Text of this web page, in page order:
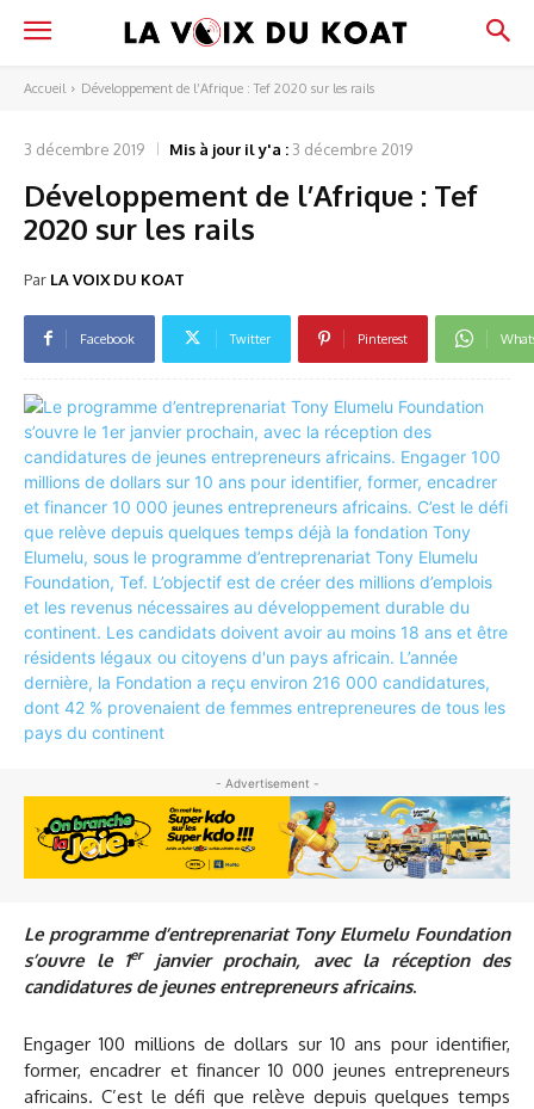
Accueil Développement de l’Afrique : Tef 2020 sur les rails
3 décembre 2019 Mis à jour il y'a : 3 décembre 2019
Développement de l’Afrique : Tef
2020 sur les rails
Par LA VOIX DU KOAT
Facebook Twitter Pinterest
- Advertisement -
Le programme d’entreprenariat Tony Elumelu Foundation
s’ouvre le 1erjanvier prochain, avec la réception des
candidatures de jeunes entrepreneurs africains.
Engager 100 millions de dollars sur 10 ans pour identifier,
former, encadrer et financer 10 000 jeunes entrepreneurs
africains. C’est le défi que relève depuis quelques temps